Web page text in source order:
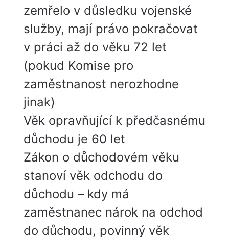
zemřelo v důsledku vojenské
služby, mají právo pokračovat
v práci až do věku 72 let
(pokud Komise pro
zaměstnanost nerozhodne
jinak)
Věk opravňující k předčasnému
důchodu je 60 let
Zákon o důchodovém věku
stanoví věk odchodu do
důchodu – kdy má
zaměstnanec nárok na odchod
do důchodu, povinný věk